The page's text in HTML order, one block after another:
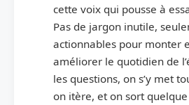
cette voix qui pousse à
Pas de jargon inutile,
actionnables pour monter
améliorer le quotidien de
les questions, on s’y met
on itère, et on sort